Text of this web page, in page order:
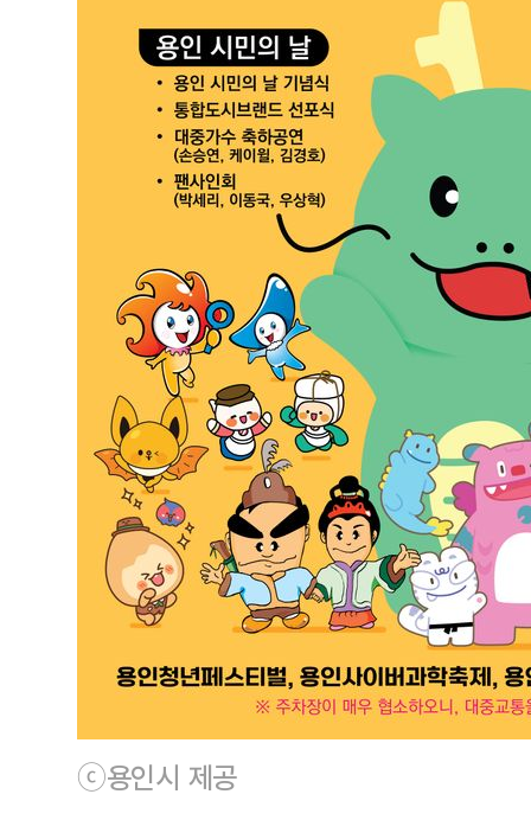
ⓒ용인시 제공